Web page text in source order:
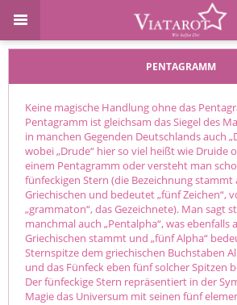
PENTAGRAMM
Keine magische Handlung ohne das
Pentagramm ist gleichsam das Siegel des
in manchen Gegenden Deutschlands auch
wobei „Drude“ hier so viel heißt wie Druide
einem Pentagramm oder versteht man
fünfeckigen Stern (die Bezeichnung stammt
Griechischen und bedeutet „fünf Zeichen“,
„grammaton“, das Gezeichnete). Man sagt
manchmal auch „Pentalpha“, was ebenfalls
Griechischen stammt und „fünf Alpha“
Sternspitze dem griechischen Buchstaben
und das Fünfeck eben fünf solcher Spitzen
Der fünfeckige Stern repräsentiert in der
Magie das Universum mit seinen fünf